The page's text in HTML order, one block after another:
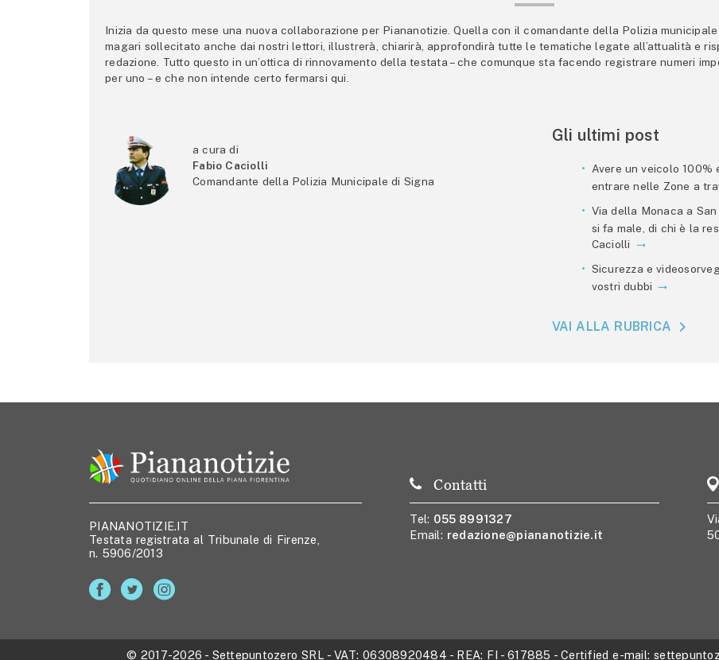
Inizia da questo mese una nuova collaborazione per Piananotizie. Quella con il comandante della Polizia
magari sollecitato anche dai nostri lettori, illustrerà, chiarirà, approfondirà tutte le tematiche legate all’attualità e
redazione. Tutto questo in un’ottica di rinnovamento della testata – che comunque sta facendo registrare numeri
per uno – e che non intende certo fermarsi qui.
a cura di
Fabio Caciolli
Comandante della Polizia Municipale di Signa
Gli ultimi post
Avere un veicolo
entrare nelle Zone a
Via della Monaca a
si fa male, di chi è la
Caciolli
Sicurezza e
vostri dubbi
VAI ALLA RUBRICA
PIANANOTIZIE.IT
Testata registrata al Tribunale di Firenze,
n. 5906/2013
Contatti
Tel: 055 8991327
Email: redazione@piananotizie.it
© 2017-2026 - Settepuntozero SRL - VAT:06308920484 - REA: FI - 617885 - Certified e-mail: